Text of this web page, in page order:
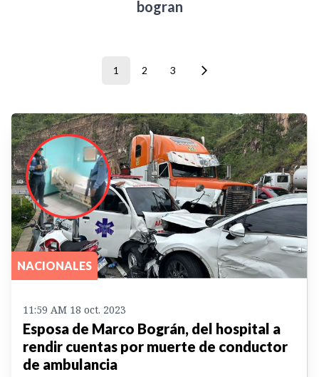
bogran
1 2 3
NACIONALES
11:59 AM 18 oct. 2023
Esposa de Marco Bográn, del hospital a
rendir cuentas por muerte de conductor
de ambulancia